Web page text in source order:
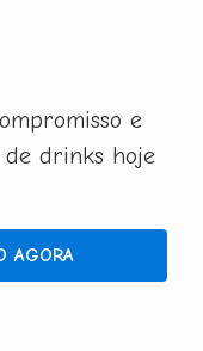
e
drinks hoje
AGORA